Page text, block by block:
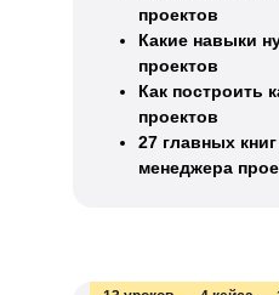
проектов
Какие навыки
проектов
Как построить
проектов
27 главных
менеджера